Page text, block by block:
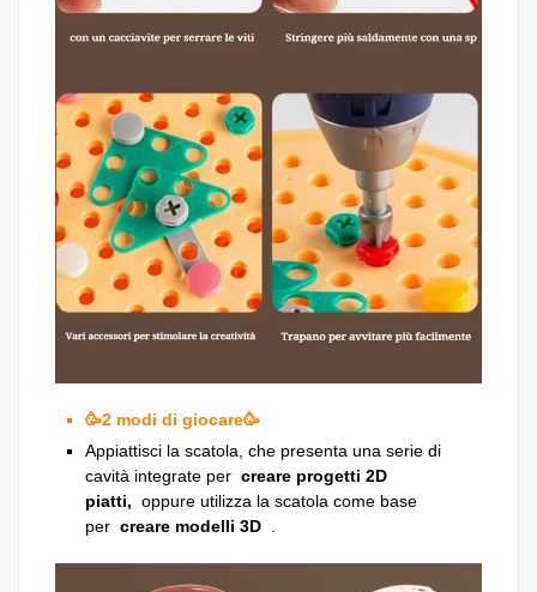
🥳2 modi di giocare🥳
Appiattisci la scatola, che presenta una serie di
cavità integrate per creare progetti 2D
piatti, oppure utilizza la scatola come base
per creare modelli 3D .